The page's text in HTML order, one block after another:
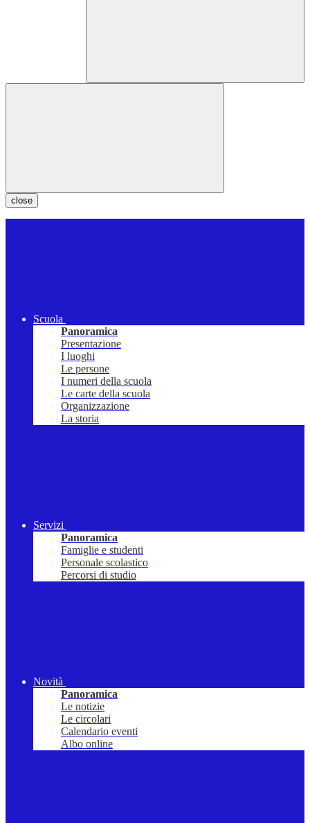
close
Scuola
Panoramica
Presentazione
I luoghi
Le persone
I numeri della scuola
Le carte della scuola
Organizzazione
La storia
Servizi
Panoramica
Famiglie e studenti
Personale scolastico
Percorsi di studio
Novità
Panoramica
Le notizie
Le circolari
Calendario eventi
Albo online